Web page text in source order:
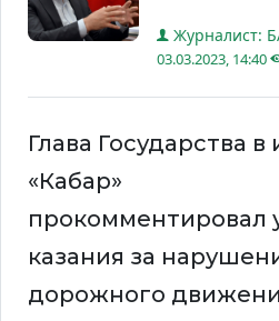
Журналист:
03.03.2023, 14:40
Глава Государства
«Кабар»
прокомментировал
казания за
дорожного